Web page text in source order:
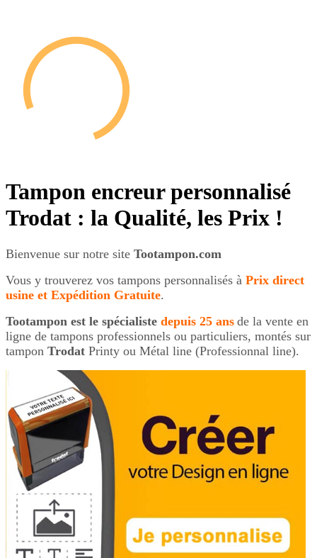
Tampon encreur personnalisé
Trodat : la Qualité, les Prix !
Bienvenue sur notre site Tootampon.com
Vous y trouverez vos tampons personnalisés à Prix direct
usine et Expédition Gratuite.
Tootampon est le spécialiste depuis 25 ans de la vente en
ligne de tampons professionnels ou particuliers, montés sur
tampon Trodat Printy ou Métal line (Professionnal line).